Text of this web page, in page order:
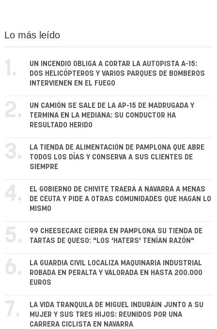
Lo más leído
1.
UN INCENDIO OBLIGA A CORTAR LA AUTOPISTA A-15:
DOS HELICÓPTEROS Y VARIOS PARQUES DE BOMBEROS
INTERVIENEN EN EL FUEGO
2.
UN CAMIÓN SE SALE DE LA AP-15 DE MADRUGADA Y
TERMINA EN LA MEDIANA: SU CONDUCTOR HA
RESULTADO HERIDO
3.
LA TIENDA DE ALIMENTACIÓN DE PAMPLONA QUE ABRE
TODOS LOS DÍAS Y CONSERVA A SUS CLIENTES DE
SIEMPRE
4.
EL GOBIERNO DE CHIVITE TRAERÁ A NAVARRA A MENAS
DE CEUTA Y PIDE A OTRAS COMUNIDADES QUE HAGAN LO
MISMO
5.
99 CHEESECAKE CIERRA EN PAMPLONA SU TIENDA DE
TARTAS DE QUESO: "LOS 'HATERS' TENÍAN RAZÓN"
6.
LA GUARDIA CIVIL LOCALIZA MAQUINARIA INDUSTRIAL
ROBADA EN PERALTA Y VALORADA EN HASTA 200.000
EUROS
7.
LA VIDA TRANQUILA DE MIGUEL INDURÁIN JUNTO A SU
MUJER Y SUS TRES HIJOS: REUNIDOS POR UNA
CARRERA CICLISTA EN NAVARRA